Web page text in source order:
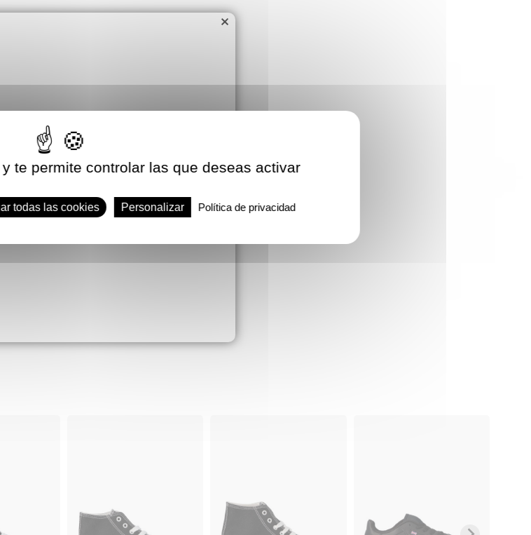
×
te permite controlar las que deseas activar
todas las cookies Personalizar Política de privacidad